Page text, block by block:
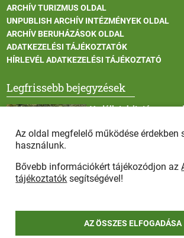
ARCHÍV TURIZMUS OLDAL
UNPUBLISH ARCHÍV INTÉZMÉNYEK OLDAL
ARCHÍV BERUHÁZÁSOK OLDAL
ADATKEZELÉSI TÁJÉKOZTATÓK
HÍRLEVÉL ADATKEZELÉSI TÁJÉKOZTATÓ
Legfrissebb bejegyzések
Vadállatok itatása a
Afrikai sertéspestis -
Az oldal megfelelő működése érdekben
használunk.
Bővebb információkért tájékozódjon az
tájékoztatók segítségével!
AZ ÖSSZES ELFOGADÁSA